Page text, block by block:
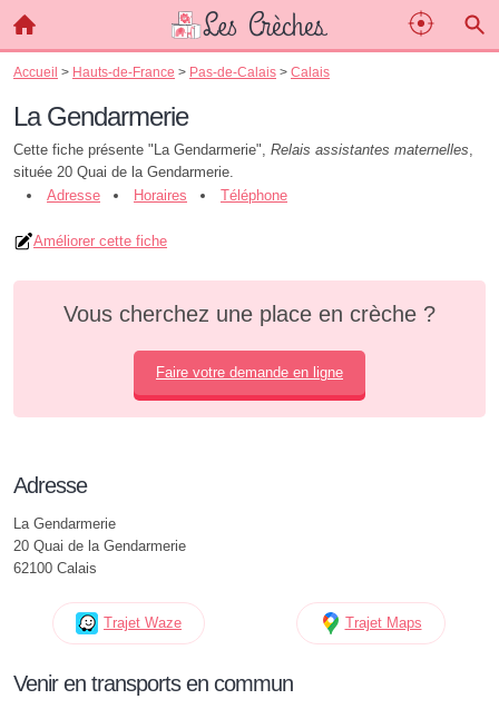
Accueil > Hauts-de-France > Pas-de-Calais > Calais
La Gendarmerie
Cette fiche présente "La Gendarmerie", Relais assistantes maternelles,
située 20 Quai de la Gendarmerie.
Adresse
Horaires Téléphone
Améliorer cette fiche
Vous cherchez une place en crèche ?
Faire votre demande en ligne
Adresse
La Gendarmerie
20 Quai de la Gendarmerie
62100 Calais
Trajet Waze Trajet Maps
Venir en transports en commun